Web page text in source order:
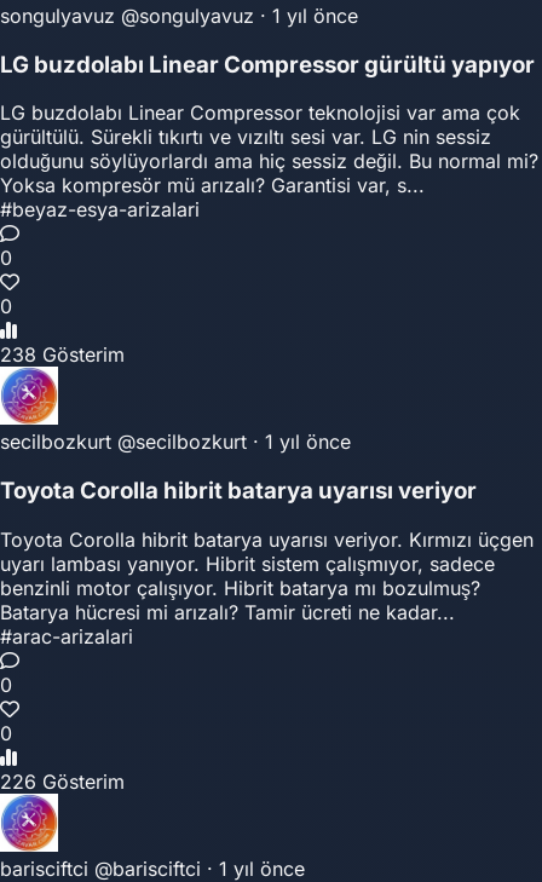
songulyavuz @songulyavuz · 1 yıl önce
LG buzdolabı Linear Compressor gürültü yapıyor
LG buzdolabı Linear Compressor teknolojisi var ama çok
gürültülü. Sürekli tıkırtı ve vızıltı sesi var. LG nin sessiz
olduğunu söylüyorlardı ama hiç sessiz değil. Bu normal mi?
Yoksa kompresör mü arızalı? Garantisi var, s...
#beyaz-esya-arizalari
0
0
238 Gösterim
secilbozkurt @secilbozkurt · 1 yıl önce
Toyota Corolla hibrit batarya uyarısı veriyor
Toyota Corolla hibrit batarya uyarısı veriyor. Kırmızı üçgen
uyarı lambası yanıyor. Hibrit sistem çalışmıyor, sadece
benzinli motor çalışıyor. Hibrit batarya mı bozulmuş?
Batarya hücresi mi arızalı? Tamir ücreti ne kadar...
#arac-arizalari
0
0
226 Gösterim
barisciftci @barisciftci · 1 yıl önce